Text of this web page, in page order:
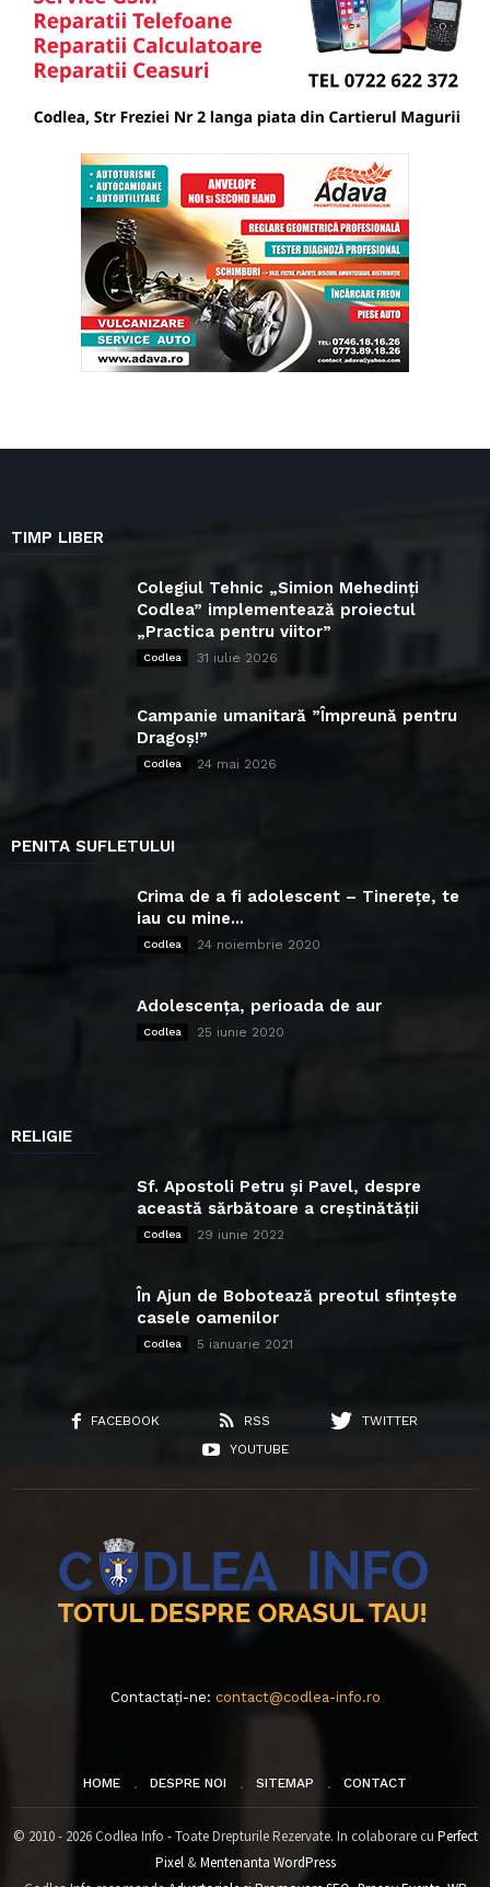
TIMP LIBER
Colegiul Tehnic „Simion Mehedinți
Codlea” implementează proiectul
„Practica pentru viitor”
Codlea 31 iulie 2026
Campanie umanitară ”Împreună pentru
Dragoș!”
Codlea 24 mai 2026
PENITA SUFLETULUI
Crima de a fi adolescent – Tinerețe, te
iau cu mine...
Codlea 24 noiembrie 2020
Adolescența, perioada de aur
Codlea 25 iunie 2020
RELIGIE
Sf. Apostoli Petru și Pavel, despre
această sărbătoare a creștinătății
Codlea 29 iunie 2022
În Ajun de Bobotează preotul sfințește
casele oamenilor
Codlea 5 ianuarie 2021
FACEBOOK RSS
TWITTER
YOUTUBE
Contactați-ne: contact@codlea-info.ro
HOME DESPRE NOI SITEMAP CONTACT
© 2010 - 2026 Codlea Info - Toate Drepturile Rezervate. In colaborare cu Perfect
Pixel&Mentenanta WordPress